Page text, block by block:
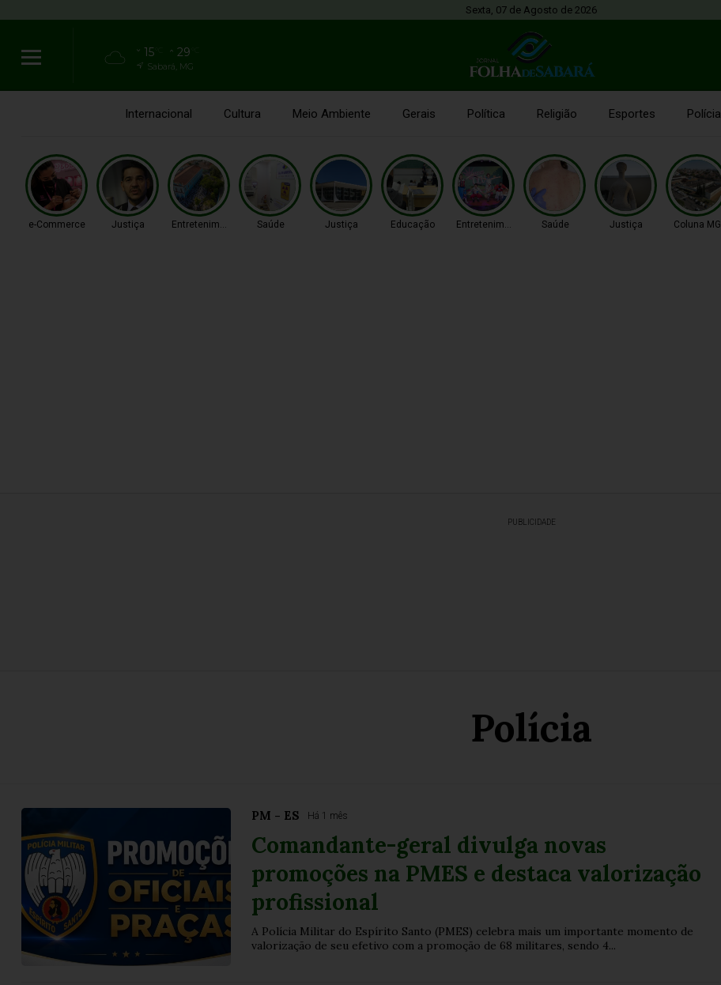
Sexta, 07 de Agosto de 2026
15 29
Sabará, MG
Internacional Cultura Meio Ambiente Gerais Política Religião Esportes Polícia
e-Commerce Justiça Entretenimento Saúde Justiça Educação Entretenimento Saúde Justiça Coluna MG
PUBLICIDADE
Polícia
PM - ES Há 1 mês
Comandante-geral divulga novas
promoções na PMES e destaca valorização
profissional
A Polícia Militar do Espírito Santo (PMES) celebra mais um importante momento de
valorização de seu efetivo com a promoção de 68 militares, sendo 4...